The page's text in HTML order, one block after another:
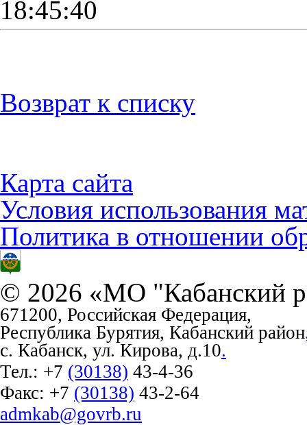
18:45:40
Возврат к списку
Карта сайта
Условия использования
Политика в отношении
© 2026 «МО "Кабанский
671200, Российская Федерация,
Республика Бурятия, Кабанский район
с. Кабанск, ул. Кирова, д.10.
Тел.: +7 (30138) 43-4-36
Факс: +7 (30138) 43-2-64
admkab@govrb.ru